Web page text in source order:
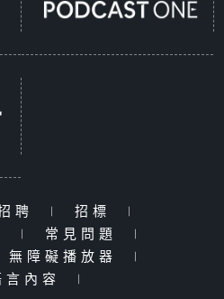
聘 | 招標
|
| 常見問題
|
無障礙播放器
|
言內容
|